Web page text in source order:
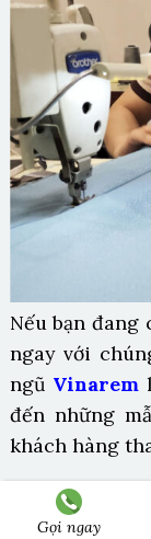
Nếu bạn đang
ngay với
ngũ Vinarem
đến những
khách hàng
Gọi ngay